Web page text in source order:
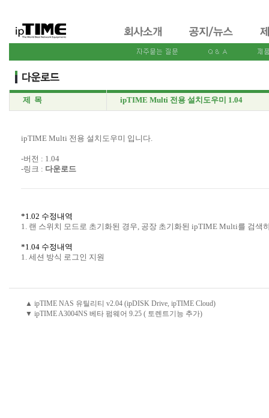
제 목 ipTIME Multi 전용 설치도우미 1.04
ipTIME Multi 전용 설치도우미 입니다.
-버전 : 1.04
-링크 : 다운로드
*1.02 수정내역
1. 랜 스위치 모드로 초기화된 경우, 공장 초기화된 ipTIME Multi를 검색
*1.04 수정내역
1. 세션 방식 로그인 지원
▲ ipTIME NAS 유틸리티 v2.04 (ipDISK Drive, ipTIME Cloud)
▼ ipTIME A3004NS 베타 펌웨어 9.25 ( 토렌트기능 추가)